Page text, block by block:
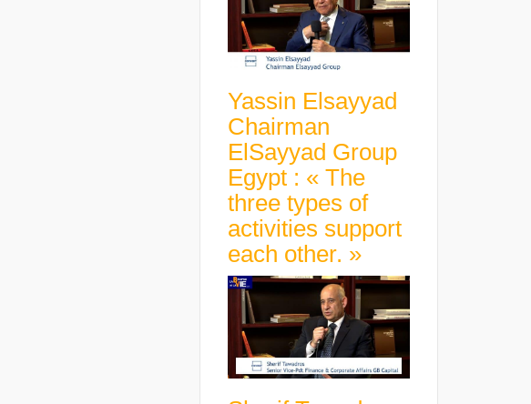
Yassin Elsayyad
Chairman
ElSayyad Group
Egypt : « The
three types of
activities support
each other. »